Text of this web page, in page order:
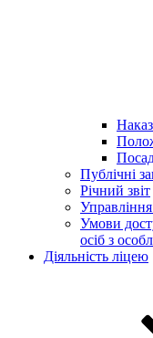
Публічні
Річний звіт
Умови
осіб з
Діяльність ліцею